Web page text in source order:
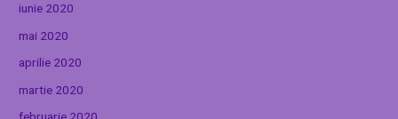
iunie 2020
mai 2020
aprilie 2020
martie 2020